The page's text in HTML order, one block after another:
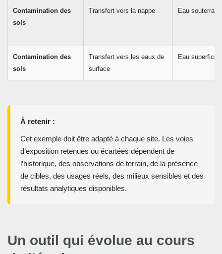
Contamination des
sols
Transfert vers la nappe Eau
Contamination des
sols
Transfert vers les eaux de
surface
Eau
À retenir :
Cet exemple doit être adapté à chaque site. Les voies
d’exposition retenues ou écartées dépendent de
l’historique, des observations de terrain, de la présence
de cibles, des usages réels, des milieux sensibles et des
résultats analytiques disponibles.
Un outil qui évolue au cours